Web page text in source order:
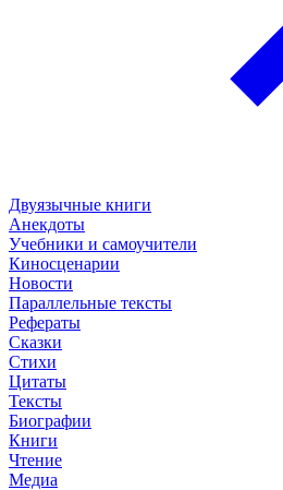
Двуязычные книги
Анекдоты
Учебники и самоучители
Киносценарии
Новости
Параллельные тексты
Рефераты
Сказки
Стихи
Цитаты
Тексты
Биографии
Книги
Чтение
Медиа